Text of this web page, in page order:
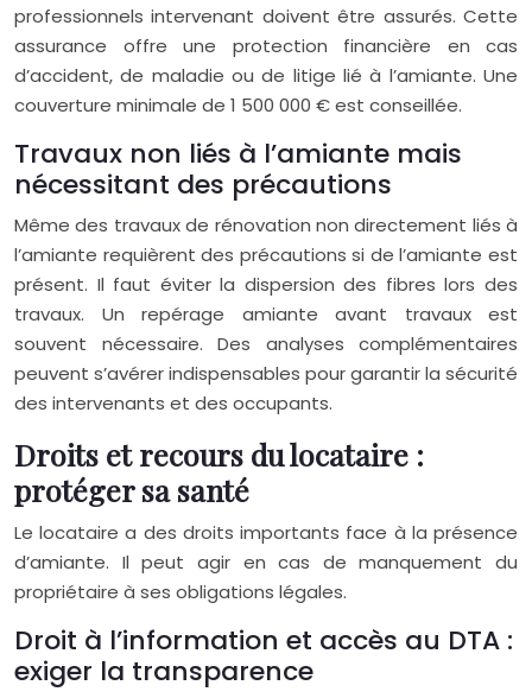
professionnels intervenant doivent être assurés. Cette
assurance offre une protection financière en cas
d’accident, de maladie ou de litige lié à l’amiante. Une
couverture minimale de 1 500 000 € est conseillée.
Travaux non liés à l’amiante mais
nécessitant des précautions
Même des travaux de rénovation non directement liés à
l’amiante requièrent des précautions si de l’amiante est
présent. Il faut éviter la dispersion des fibres lors des
travaux. Un repérage amiante avant travaux est
souvent nécessaire. Des analyses complémentaires
peuvent s’avérer indispensables pour garantir la sécurité
des intervenants et des occupants.
Droits et recours du locataire :
protéger sa santé
Le locataire a des droits importants face à la présence
d’amiante. Il peut agir en cas de manquement du
propriétaire à ses obligations légales.
Droit à l’information et accès au DTA :
exiger la transparence